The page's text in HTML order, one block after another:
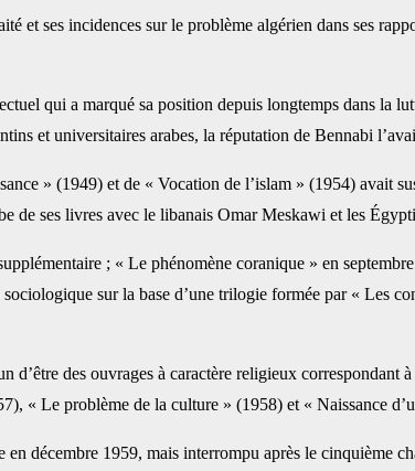
ses incidences sur le problème algérien dans ses
qui a marqué sa position depuis longtemps dans la
et universitaires arabes, la réputation de Bennabi
» (1949) et de « Vocation de l’islam » (1954) avait
de ses livres avec le libanais Omar Meskawi et les
; « Le phénomène coranique » en
sur la base d’une trilogie formée par « Les
des ouvrages à caractère religieux correspondant
« Le problème de la culture » (1958) et « Naissance
décembre 1959, mais interrompu après le cinquième